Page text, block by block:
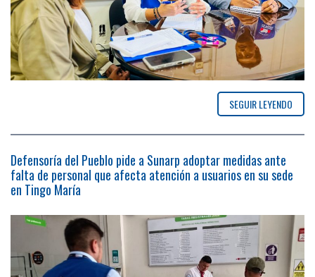
SEGUIR LEYENDO
Defensoría del Pueblo pide a Sunarp adoptar medidas ante
falta de personal que afecta atención a usuarios en su sede
en Tingo María